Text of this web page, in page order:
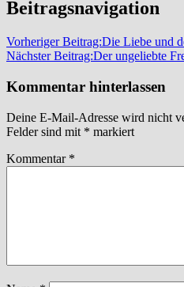
Beitragsnavigation
Vorheriger Beitrag:Die Liebe und
Nächster Beitrag:Der ungeliebte
Kommentar hinterlassen
Deine E-Mail-Adresse wird nicht
Felder sind mit * markiert
Kommentar *